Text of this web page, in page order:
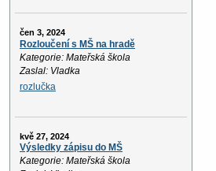
čen 3, 2024
Rozloučení s MŠ na hradě
Kategorie: Mateřská škola
Zaslal: Vladka
rozlučka
kvě 27, 2024
Výsledky zápisu do MŠ
Kategorie: Mateřská škola